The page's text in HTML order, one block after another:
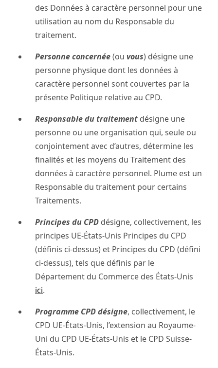
des Données à caractère personnel pour une
utilisation au nom du Responsable du
traitement.
Personne concernée(ou vous) désigne une
personne physique dont les données à
caractère personnel sont couvertes par la
présente Politique relative au CPD.
Responsable du traitement désigne une
personne ou une organisation qui, seule ou
conjointement avec d’autres, détermine les
finalités et les moyens du Traitement des
données à caractère personnel. Plume est un
Responsable du traitement pour certains
Traitements.
Principes du CPD désigne, collectivement, les
principes UE-États-Unis Principes du CPD
(définis ci-dessus) et Principes du CPD (défini
ci-dessus), tels que définis par le
Département du Commerce des États-Unis
ici.
Programme CPD désigne, collectivement, le
CPD UE-États-Unis, l’extension au Royaume-
Uni du CPD UE-États-Unis et le CPD Suisse-
États-Unis.